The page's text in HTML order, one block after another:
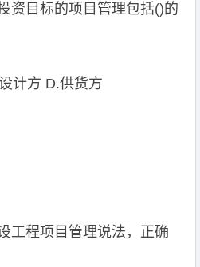
资目标的项目管理包括()的
计方 D.供货方
工程项目管理说法，正确